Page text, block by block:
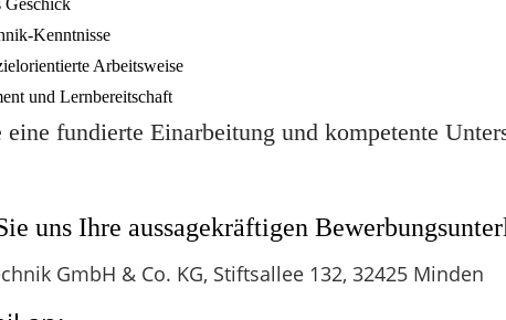
Geschick
Kenntnisse
Arbeitsweise
und Lernbereitschaft
eine fundierte Einarbeitung und kompetente
uns Ihre aussagekräftigen
GmbH & Co. KG, Stiftsallee 132, 32425 Minden